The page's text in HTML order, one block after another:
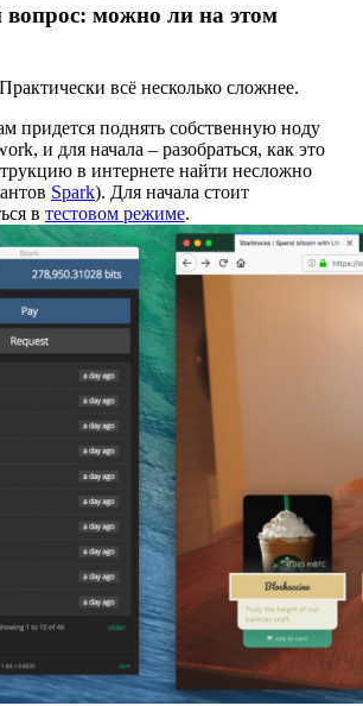
можно ли на этом
всё несколько сложнее.
придется поднять собственную ноду
и для начала – разобраться, как это
в интернете найти несложно
Spark). Для начала стоит
в тестовом режиме.